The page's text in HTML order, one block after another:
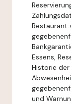
Restaurant
Essens,
Historie
und